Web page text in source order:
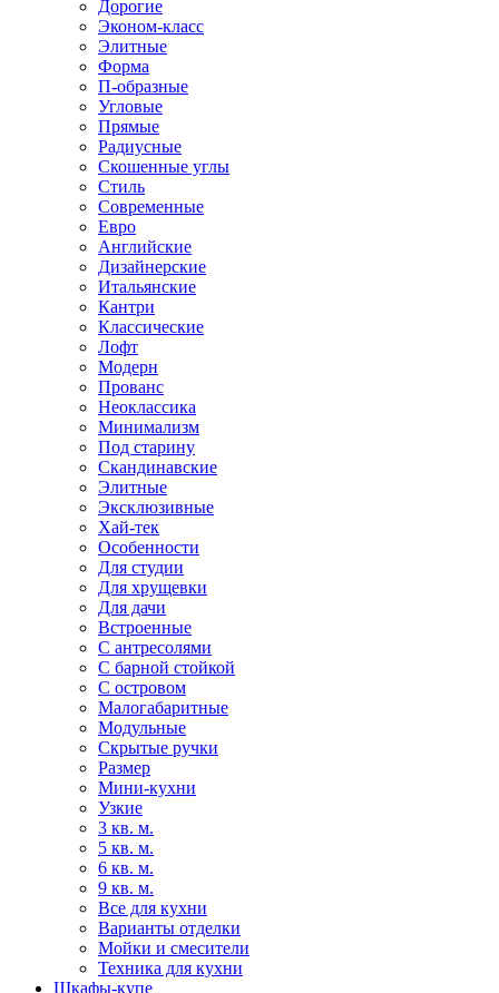
Дорогие
Эконом-класс
Элитные
Форма
П-образные
Угловые
Прямые
Радиусные
Скошенные углы
Стиль
Современные
Евро
Английские
Дизайнерские
Итальянские
Кантри
Классические
Лофт
Модерн
Прованс
Неоклассика
Минимализм
Под старину
Скандинавские
Элитные
Эксклюзивные
Хай-тек
Особенности
Для студии
Для хрущевки
Для дачи
Встроенные
С антресолями
С барной стойкой
С островом
Малогабаритные
Модульные
Скрытые ручки
Размер
Мини-кухни
Узкие
3 кв. м.
5 кв. м.
6 кв. м.
9 кв. м.
Все для кухни
Варианты отделки
Мойки и смесители
Техника для кухни
Шкафы-купе